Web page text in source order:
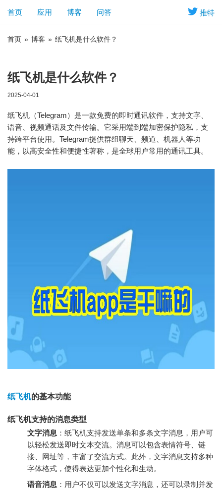
推特
首页 应用 博客 问答
首页 » 博客 » 纸飞机是什么软件？
纸飞机是什么软件？
2025-04-01
纸飞机（Telegram）是一款免费的即时通讯软件，支持文字、
语音、视频通话及文件传输。它采用端到端加密保护隐私，支
持跨平台使用。Telegram提供群组聊天、频道、机器人等功
能，以高安全性和便捷性著称，是全球用户常用的通讯工具。
纸飞机的基本功能
纸飞机支持的消息类型
文字消息 ：纸飞机支持发送单条和多条文字消息，用户可
以轻松发送即时文本交流。消息可以包含表情符号、链
接、网址等，丰富了交流方式。此外，文字消息支持多种
字体格式，使得表达更加个性化和生动。
语音消息 ：用户不仅可以发送文字消息，还可以录制并发